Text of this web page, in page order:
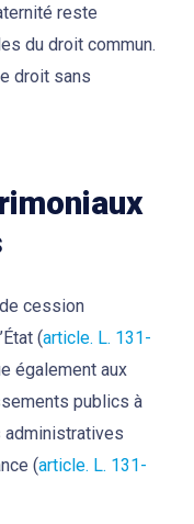
reste
du droit commun.
droit sans
cession
(article. L. 131-
également aux
publics à
administratives
(article. L. 131-